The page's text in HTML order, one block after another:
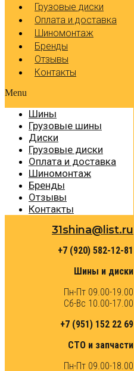
Грузовые диски
Оплата и доставка
Шиномонтаж
Бренды
Отзывы
Контакты
Menu
Шины
Грузовые шины
Диски
Грузовые диски
Оплата и доставка
Шиномонтаж
Бренды
Отзывы
Контакты
31shina@list.ru
+7 (920) 582-12-81
Шины и диски
Пн-Пт 09.00-19.00
Сб-Вс 10.00-17.00
+7 (951) 152 22 69
СТО и запчасти
Пн-Пт 09.00-18.00